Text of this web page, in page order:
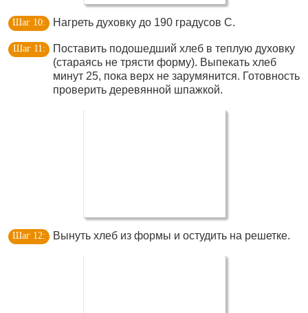
Нагреть духовку до 190 градусов С.
Поставить подошедший хлеб в теплую духовку
(стараясь не трясти форму). Выпекать хлеб
минут 25, пока верх не зарумянится. Готовность
проверить деревянной шпажкой.
Вынуть хлеб из формы и остудить на решетке.